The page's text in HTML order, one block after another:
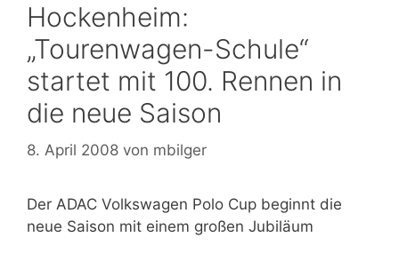
Hockenheim:
„Tourenwagen-Schule“
startet mit 100. Rennen in
die neue Saison
8. April 2008 von mbilger
Der ADAC Volkswagen Polo Cup beginnt die
neue Saison mit einem großen Jubiläum